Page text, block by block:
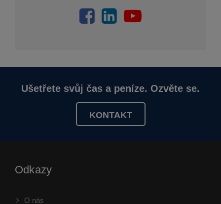
Ušetřete svůj čas a peníze. Ozvěte se.
KONTAKT
Odkazy
O nás